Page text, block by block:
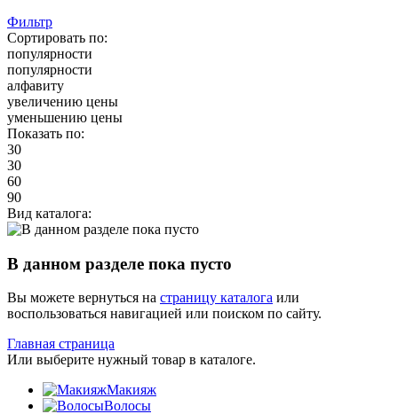
Фильтр
Сортировать по:
популярности
популярности
алфавиту
увеличению цены
уменьшению цены
Показать по:
30
30
60
90
Вид каталога:
В данном разделе пока пусто
Вы можете вернуться на страницу каталога или
воспользоваться навигацией или поиском по сайту.
Главная страница
Или выберите нужный товар в каталоге.
Макияж
Волосы